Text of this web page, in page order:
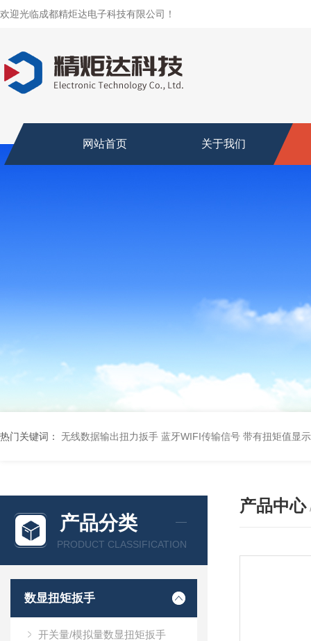
欢迎光临成都精炬达电子科技有限公司！
网站首页 关于我们
热门关键词： 无线数据输出扭力扳手 蓝牙WIFI传输信号 带有扭矩值显
产品分类
PRODUCT CLASSIFICATION
数显扭矩扳手
开关量/模拟量数显扭矩扳手
产品中心